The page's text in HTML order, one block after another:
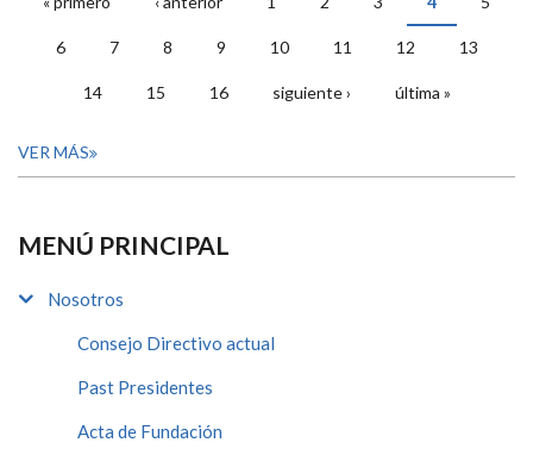
PÁGINAS
6 7 8 9 10 11 12 13
14 15 16 siguiente › última »
VER MÁS
MENÚ PRINCIPAL
Nosotros
Consejo Directivo actual
Past Presidentes
Acta de Fundación